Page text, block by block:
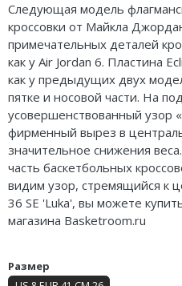
Следующая модель
кроссовки от Майкла
примечательных деталей
как у Air Jordan 6. Пластина
как у предыдущих двух
пятке и носовой части. На
усовершенствованный узор
фирменный вырез в
значительное снижения
часть баскетбольных
видим узор, стремящийся к
36 SE 'Luka', вы можете
магазина Basketroom.ru
Размер
Nike Hyperdunk
Nike Hyperset
Nike Cosmic Unity
Nike Air Deldon
Nike Sabrina
Nike A’ja
Nike ST
adidas Dame
adidas AE
Adidas Yeezy Boost 350